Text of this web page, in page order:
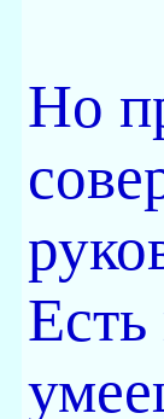
Но